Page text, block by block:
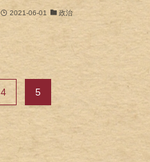
2021-06-01 政治
4 5